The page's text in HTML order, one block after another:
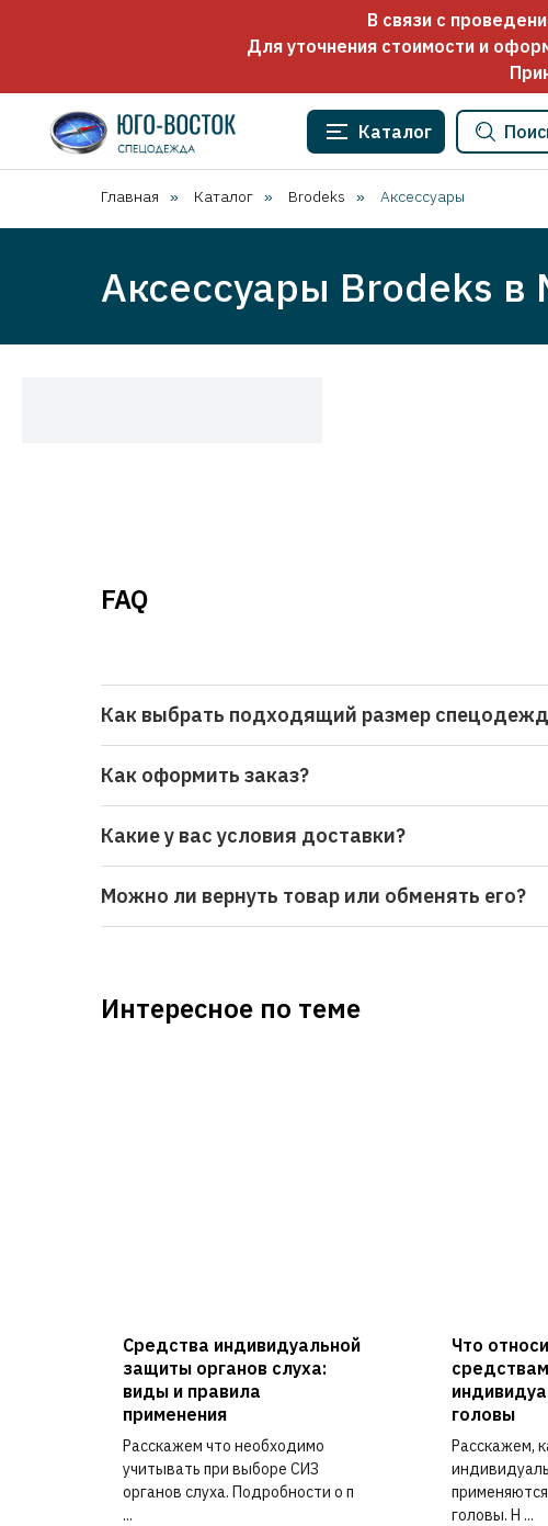
В связи с
Для уточнения стоимости и
Каталог
Главная » Каталог » Brodeks » Аксессуары
Аксессуары Brodeks в
FAQ
Как выбрать подходящий размер
Как оформить заказ?
Какие у вас условия доставки?
Можно ли вернуть товар или обменять его?
Интересное по теме
Средства индивидуальной
защиты органов слуха:
виды и правила
применения
Расскажем что необходимо
учитывать при выборе СИЗ
органов слуха. Подробности о п
...
Что
средствам
головы
Расскажем,
головы. Н ...